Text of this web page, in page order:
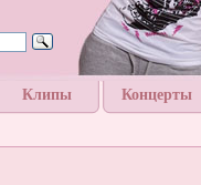
Клипы Концерты